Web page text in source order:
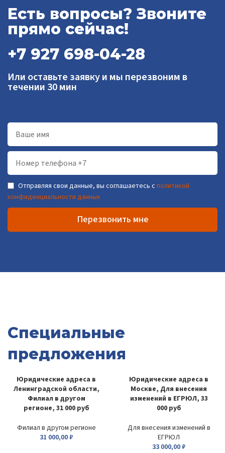
Есть вопросы? Звоните
прямо сейчас!
+7 927 698-04-28
Или оставьте заявку и мы перезвоним в
течении 30 мин
Отправляя свои данные, вы соглашаетесь сполитикой
конфиденциальности данных
Перезвонить мне
Специальные
предложения
Юридические адреса в
Ленинградской области,
Филиал в другом
регионе, 31 000 руб
Филиал в другом регионе
31 000,00₽
Юридические адреса в
Москве, Для внесения
изменений в ЕГРЮЛ, 33
000 руб
Для внесения изменений в
ЕГРЮЛ
33 000,00₽